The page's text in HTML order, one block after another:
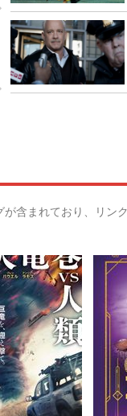
含まれており、リン